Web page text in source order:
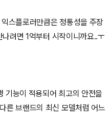
스플로러만큼은 정통성을 주장
려면 1억부터 시작이니까요..ㅜ
기능이 적용되어 최고의 안전을
른 브랜드의 최신 모델처럼 어느